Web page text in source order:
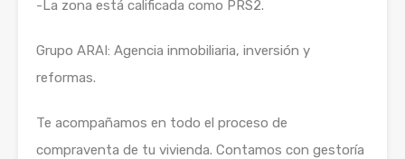
-La zona está calificada como PRS2.
Grupo ARAI: Agencia inmobiliaria, inversión y
reformas.
Te acompañamos en todo el proceso de
compraventa de tu vivienda. Contamos con gestoría